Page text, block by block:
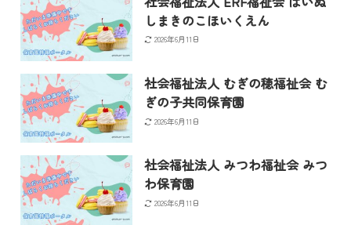
しまきのこほいくえん
2026年6月11日
社会福祉法人 むぎの穂福祉会 む
ぎの子共同保育園
2026年6月11日
社会福祉法人 みつわ福祉会 みつ
わ保育園
2026年6月11日